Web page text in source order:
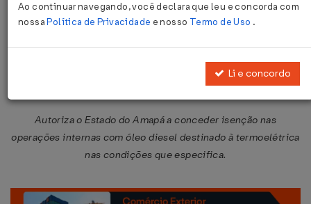
Convênio ICMS Nº 7 DE
Autoriza o Estado do Amapá a conceder isenção nas
operações internas com óleo diesel destinado à termoelétrica
nas condições que especifica.
Ao continuar navegando, você declara que leu e concorda com
nossaPolítica de Privacidade e nosso Termo de Uso .
Li e concordo